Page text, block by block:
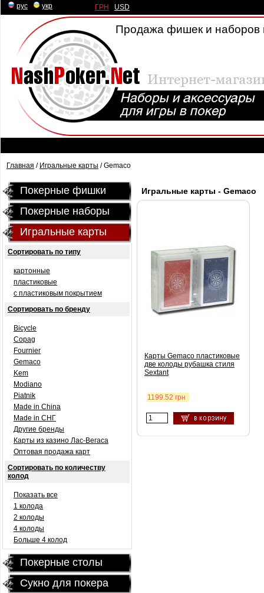
рус укр ГРН USD
Продажа фишек и наборов
Главная / Игральные карты / Gemaco
Покерные фишки
Покерные наборы
Игральные карты
Сортировать по типу
картонные
пластиковые
с пластиковым покрытием
Сортировать по бренду
Bicycle
Copag
Fournier
Gemaco
Kem
Modiano
Piatnik
Made in China
Made in СНГ
Другие бренды
Карты из казино Лас-Вегаса
Оптовая продажа карт
Сортировать по количеству
колод
Показать все
1 колода
2 колоды
4 колоды
Больше 4 колод
Покерные столы
Сукно для покера
Игральные карты - Gemaco
Карты Gemaco пластиковые
две колоды рубашка стиля
Sextant
1199.52 грн